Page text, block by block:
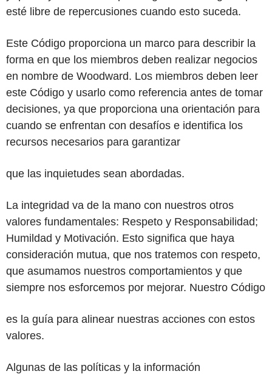
esté libre de repercusiones cuando esto suceda.
Este Código proporciona un marco para describir la
forma en que los miembros deben realizar negocios
en nombre de Woodward. Los miembros deben leer
este Código y usarlo como referencia antes de tomar
decisiones, ya que proporciona una orientación para
cuando se enfrentan con desafíos e identifica los
recursos necesarios para garantizar
que las inquietudes sean abordadas.
La integridad va de la mano con nuestros otros
valores fundamentales: Respeto y Responsabilidad;
Humildad y Motivación. Esto significa que haya
consideración mutua, que nos tratemos con respeto,
que asumamos nuestros comportamientos y que
siempre nos esforcemos por mejorar. Nuestro Código
es la guía para alinear nuestras acciones con estos
valores.
Algunas de las políticas y la información